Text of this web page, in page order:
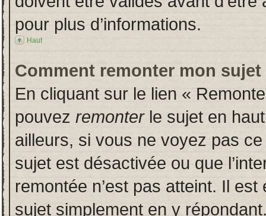
pour plus d’informations.
Haut
Comment remonter mon sujet
En cliquant sur le lien «
pouvez remonterle sujet en
ailleurs, si vous ne voyez pas
sujet est désactivée ou que
remontée n’est pas atteint. Il
sujet simplement en y